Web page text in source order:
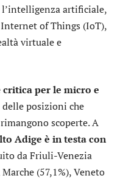
artificiale,
of Things (IoT),
virtuale e
critica per le micro e
delle posizioni che
scoperte. A
Adige è in testa con
da Friuli-Venezia
(57,1%), Veneto